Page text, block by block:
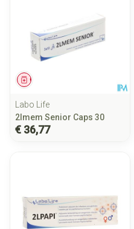
Geneesmiddel
Labo Life
2lmem Senior Caps 30
€ 36,77